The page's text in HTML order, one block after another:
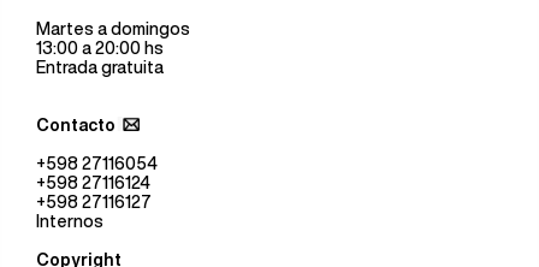
Martes a domingos
13:00 a 20:00 hs
Entrada gratuita
Contacto
+598 27116054
+598 27116124
+598 27116127
Internos
Copyright